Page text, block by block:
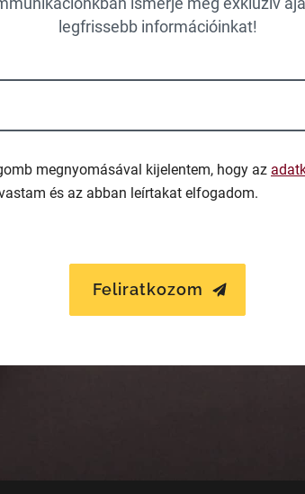
legfrissebb információinkat!
megnyomásával kijelentem, hogy az
és az abban leírtakat elfogadom.
Feliratkozom